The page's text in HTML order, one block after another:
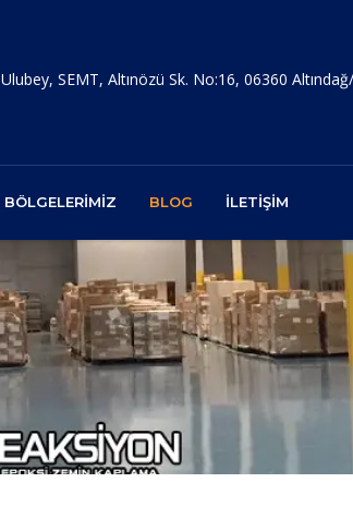
Ulubey, SEMT, Altınözü Sk. No:16, 06360
BLOG İLETIŞIM